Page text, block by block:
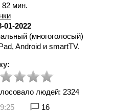
82 мин.
01-2022
(многоголосый)
Android и smartTV.
людей: 2324
16